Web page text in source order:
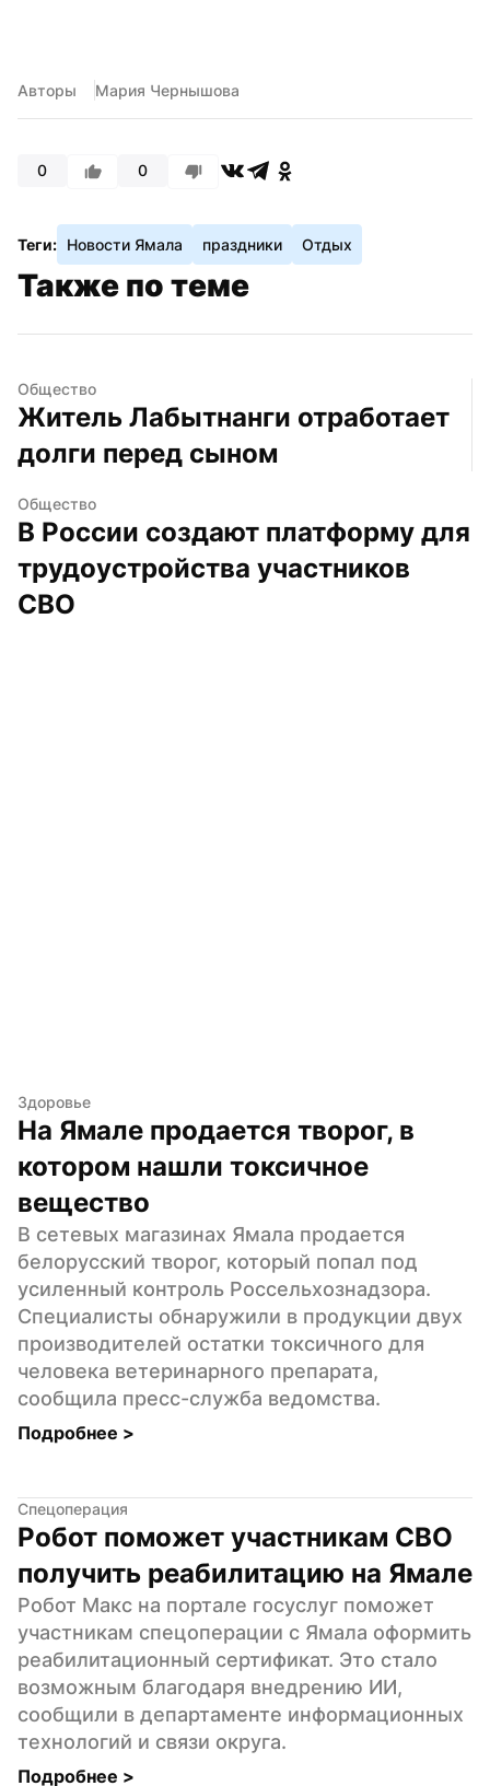
Авторы Мария Чернышова
0 0
Теги: Новости Ямала праздники Отдых
Также по теме
Общество
Житель Лабытнанги отработает
долги перед сыном
Общество
В России создают платформу для
трудоустройства участников
СВО
Здоровье
На Ямале продается творог, в
котором нашли токсичное
вещество
В сетевых магазинах Ямала продается
белорусский творог, который попал под
усиленный контроль Россельхознадзора.
Специалисты обнаружили в продукции двух
производителей остатки токсичного для
человека ветеринарного препарата,
сообщила пресс-служба ведомства.
Подробнее >
Спецоперация
Робот поможет участникам СВО
получить реабилитацию на Ямале
Робот Макс на портале госуслуг поможет
участникам спецоперации с Ямала оформить
реабилитационный сертификат. Это стало
возможным благодаря внедрению ИИ,
сообщили в департаменте информационных
технологий и связи округа.
Подробнее >